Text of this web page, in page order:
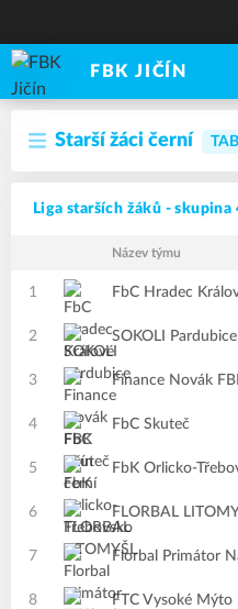
FBK JIČÍN
Starší žáci černí
Liga starších žáků - skupina
Název týmu
1 FbC Hradec
2 SOKOLI Pardubice
3 Finance Novák
4 FbC Skuteč
5 FbK Orlicko-
6 FLORBAL
7 Florbal Primátor
8 FTC Vysoké Mýto